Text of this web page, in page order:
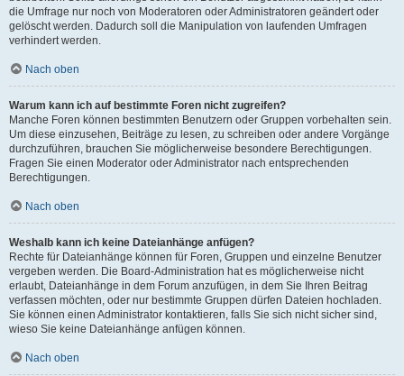
die Umfrage nur noch von Moderatoren oder Administratoren geändert oder
gelöscht werden. Dadurch soll die Manipulation von laufenden Umfragen
verhindert werden.
Nach oben
Warum kann ich auf bestimmte Foren nicht zugreifen?
Manche Foren können bestimmten Benutzern oder Gruppen vorbehalten sein.
Um diese einzusehen, Beiträge zu lesen, zu schreiben oder andere Vorgänge
durchzuführen, brauchen Sie möglicherweise besondere Berechtigungen.
Fragen Sie einen Moderator oder Administrator nach entsprechenden
Berechtigungen.
Nach oben
Weshalb kann ich keine Dateianhänge anfügen?
Rechte für Dateianhänge können für Foren, Gruppen und einzelne Benutzer
vergeben werden. Die Board-Administration hat es möglicherweise nicht
erlaubt, Dateianhänge in dem Forum anzufügen, in dem Sie Ihren Beitrag
verfassen möchten, oder nur bestimmte Gruppen dürfen Dateien hochladen.
Sie können einen Administrator kontaktieren, falls Sie sich nicht sicher sind,
wieso Sie keine Dateianhänge anfügen können.
Nach oben